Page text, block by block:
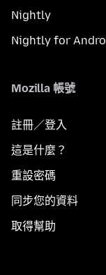
Nightly
Nightly for
Mozilla 帳號
註冊／登入
這是什麼？
重設密碼
同步您的資料
取得幫助